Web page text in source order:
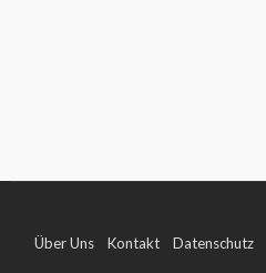
Über Uns Kontakt Datenschutz